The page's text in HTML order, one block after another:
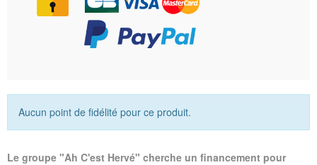
Aucun point de fidélité pour ce produit.
Le groupe "Ah C'est Hervé" cherche un financement pour